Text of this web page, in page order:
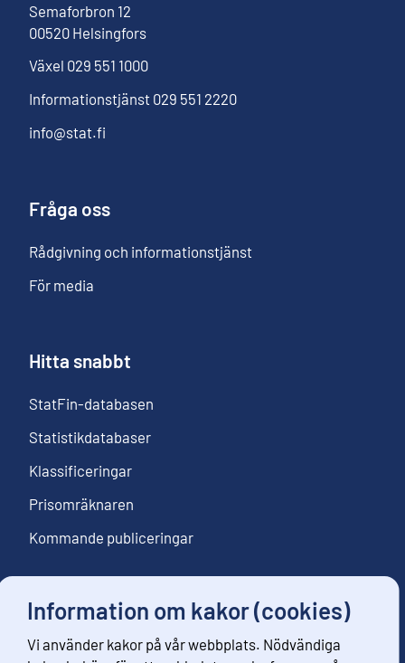
Information om kakor (cookies)
Vi använder kakor på vår webbplats. Nödvändiga
Semaforbron 12
00520 Helsingfors
Växel 029 551 1000
Informationstjänst 029 551 2220
info@stat.fi
Fråga oss
Rådgivning och informationstjänst
För media
Hitta snabbt
StatFin-databasen
Statistikdatabaser
Klassificeringar
Prisomräknaren
Kommande publiceringar
Följ oss
Beställ nyhetsbrev